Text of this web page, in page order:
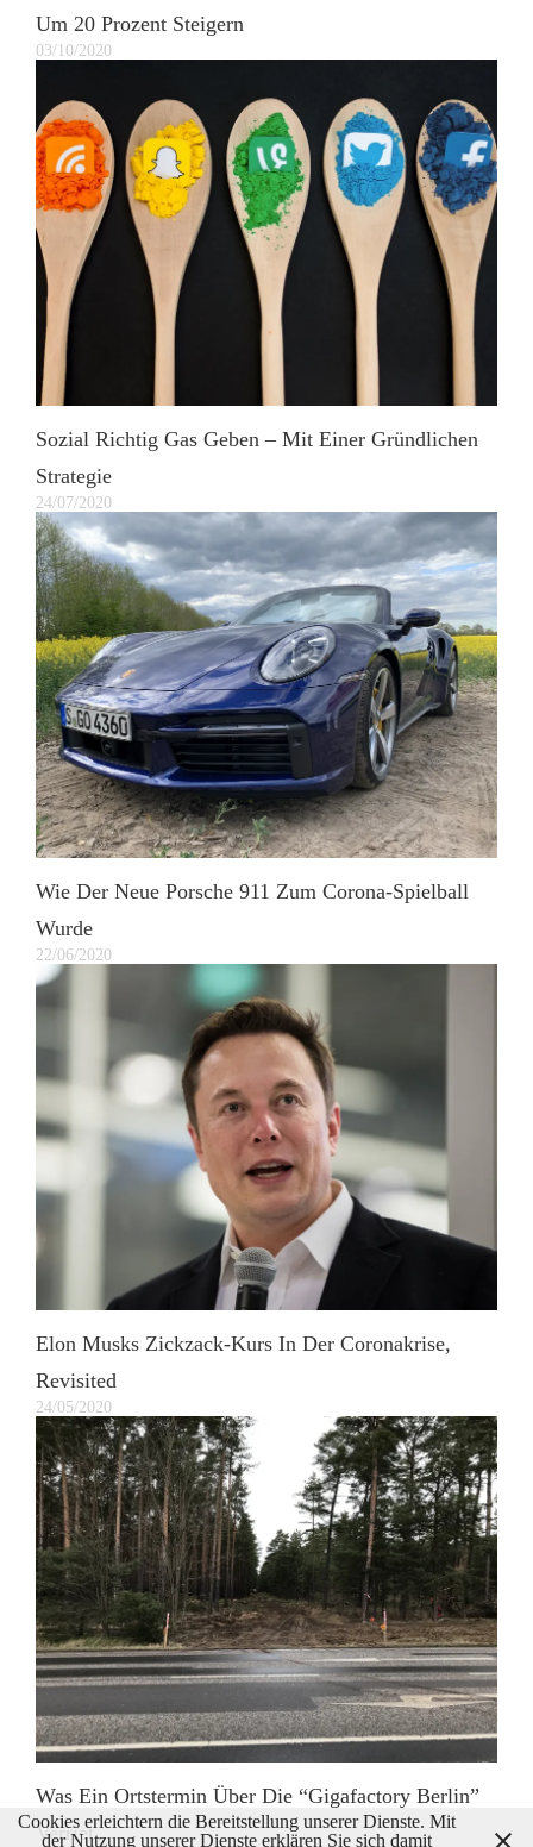
Um 20 Prozent Steigern
03/10/2020
Sozial Richtig Gas Geben – Mit Einer Gründlichen
Strategie
24/07/2020
Wie Der Neue Porsche 911 Zum Corona-Spielball
Wurde
22/06/2020
Elon Musks Zickzack-Kurs In Der Coronakrise,
Revisited
24/05/2020
Was Ein Ortstermin Über Die “Gigafactory Berlin”
Verriet
Cookies erleichtern die Bereitstellung unserer Dienste. Mit
der Nutzung unserer Dienste erklären Sie sich damit